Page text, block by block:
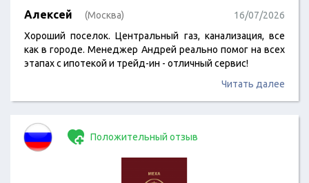
Алексей (Москва)
16/07/2026
Хороший поселок. Центральный газ, канализация, все
как в городе. Менеджер Андрей реально помог на всех
этапах с ипотекой и трейд-ин - отличный сервис!
Читать далее
Положительный отзыв